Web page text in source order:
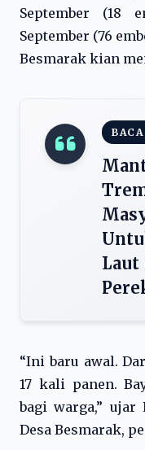
September (18
September (76
Besmarak kian
Laut
“Ini baru awal.
17 kali panen.
bagi warga,” ujar
Desa Besmarak,